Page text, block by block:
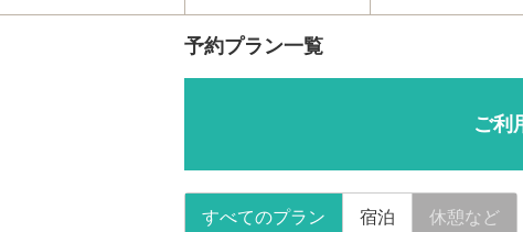
予約プラン一覧
ご利
すべてのプラン 宿泊 休憩など